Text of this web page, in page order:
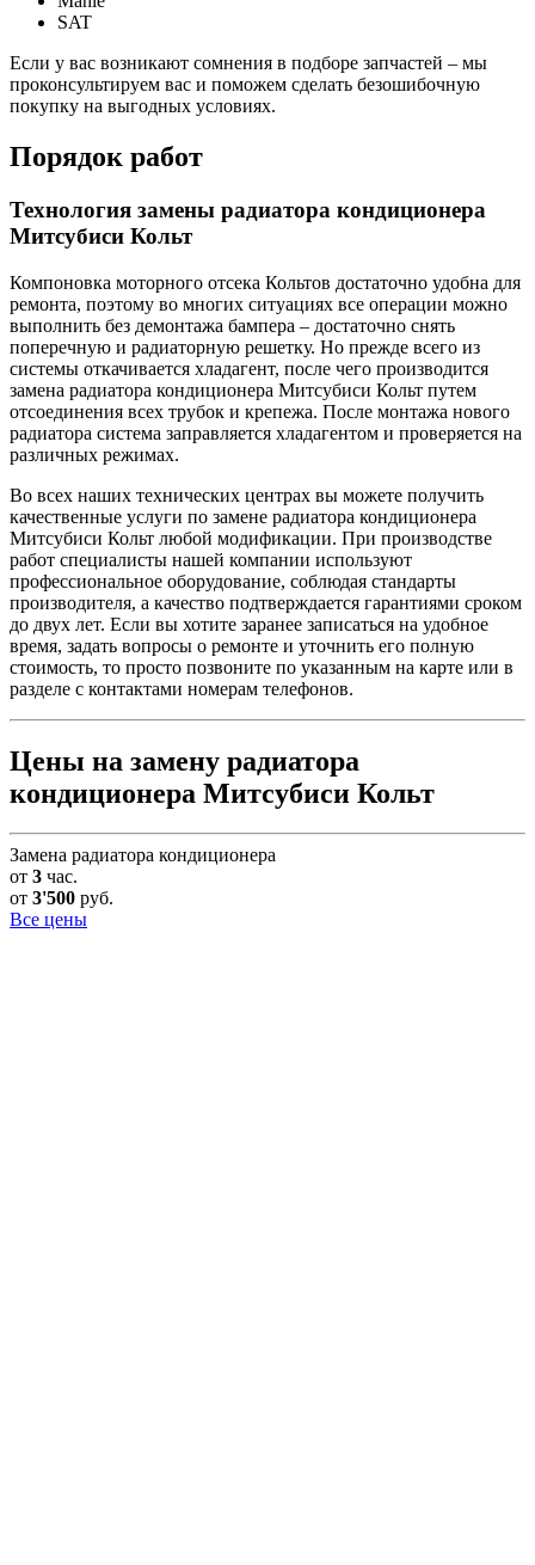
SAT
Если у вас возникают сомнения в подборе запчастей – мы
проконсультируем вас и поможем сделать безошибочную
покупку на выгодных условиях.
Порядок работ
Технология замены радиатора кондиционера
Митсубиси Кольт
Компоновка моторного отсека Кольтов достаточно удобна для
ремонта, поэтому во многих ситуациях все операции можно
выполнить без демонтажа бампера – достаточно снять
поперечную и радиаторную решетку. Но прежде всего из
системы откачивается хладагент, после чего производится
замена радиатора кондиционера Митсубиси Кольт путем
отсоединения всех трубок и крепежа. После монтажа нового
радиатора система заправляется хладагентом и проверяется на
различных режимах.
Во всех наших технических центрах вы можете получить
качественные услуги по замене радиатора кондиционера
Митсубиси Кольт любой модификации. При производстве
работ специалисты нашей компании используют
профессиональное оборудование, соблюдая стандарты
производителя, а качество подтверждается гарантиями сроком
до двух лет. Если вы хотите заранее записаться на удобное
время, задать вопросы о ремонте и уточнить его полную
стоимость, то просто позвоните по указанным на карте или в
разделе с контактами номерам телефонов.
Цены на замену радиатора
кондиционера Митсубиси Кольт
Замена радиатора кондиционера
от 3 час.
от 3'500 руб.
Все цены